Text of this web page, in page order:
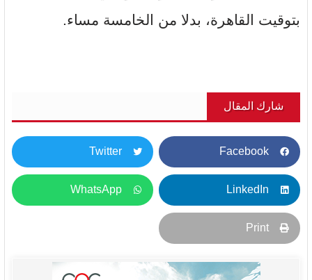
بتوقيت القاهرة، بدلا من الخامسة مساء.
شارك المقال
Facebook
Twitter
LinkedIn
WhatsApp
Print